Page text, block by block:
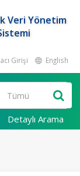
Veri Yönetim
Girişi English
Detaylı Arama